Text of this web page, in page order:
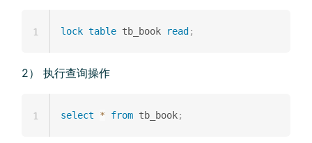
lock table tb_book read;
1
2） 执行查询操作
select * from tb_book;
1